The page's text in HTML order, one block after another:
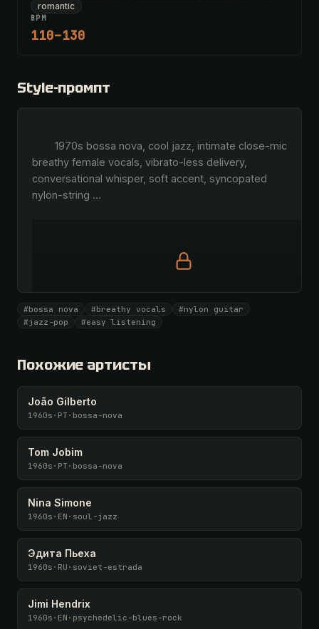
romantic
BPM
110–130
Style-промпт
breathy female vocals, vibrato-less delivery,
conversational whisper, soft accent, syncopated
nylon-string …
Полный промпт доступен по коду
Все 1069 артистов + 🧪 Лаборатория + 50 𝄞 в месяц
#bossa nova #breathy vocals
#nylon guitar
#jazz-pop
#easy listening
Похожие артисты
João Gilberto
1960s · PT · bossa-nova
Tom Jobim
1960s · PT · bossa-nova
Nina Simone
1960s · EN · soul-jazz
Эдита Пьеха
1960s · RU · soviet-estrada
Jimi Hendrix
1960s · EN · psychedelic-blues-rock